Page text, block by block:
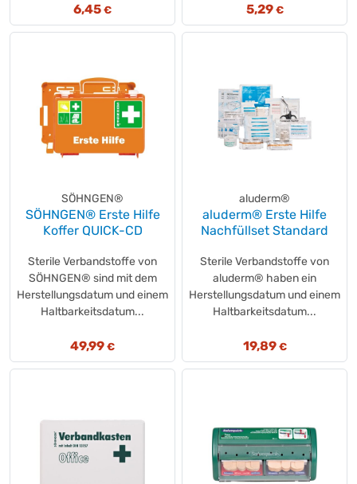
6,45 € 5,29€
SÖHNGEN®
SÖHNGEN® Erste Hilfe
Koffer QUICK-CD
Sterile Verbandstoffe von
SÖHNGEN® sind mit dem
Herstellungsdatum und einem
Haltbarkeitsdatum...
49,99 €
aluderm®
aluderm® Erste Hilfe
Nachfüllset Standard
Sterile Verbandstoffe von
aluderm® haben ein
Herstellungsdatum und einem
Haltbarkeitsdatum...
19,89€